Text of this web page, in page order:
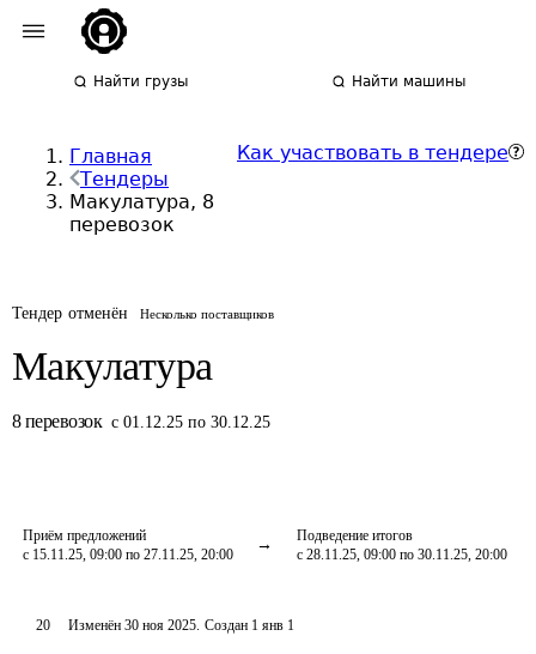
Найти грузы Найти машины
Главная
Тендеры
Макулатура, 8
перевозок
Как участвовать в тендере
Тендер отменён Несколько поставщиков
Макулатура
8 перевозок с 01.12.25 по 30.12.25
Приём предложений
с 15.11.25, 09:00 по 27.11.25, 20:00
Подведение итогов
с 28.11.25, 09:00 по 30.11.25, 20:00
20 Изменён30 ноя 2025. Создан 1 янв 1